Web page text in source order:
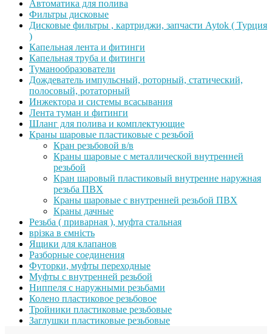
Автоматика для полива
Фильтры дисковые
Дисковые фильтры , картриджи, запчасти Aytok ( Турция
)
Капельная лента и фитинги
Капельная труба и фитинги
Туманообразователи
Дождеватель импульсный, роторный, статический,
полосовый, ротаторный
Инжектора и системы всасывания
Лента туман и фитинги
Шланг для полива и комплектующие
Краны шаровые пластиковые с резьбой
Кран резьбовой в/в
Краны шаровые с металлической внутренней
резьбой
Кран шаровый пластиковый внутренне наружная
резьба ПВХ
Краны шаровые с внутренней резьбой ПВХ
Краны дачные
Резьба ( приварная ), муфта стальная
врізка в ємність
Ящики для клапанов
Разборные соединения
Футорки, муфты переходные
Муфты с внутренней резьбой
Ниппеля с наружными резьбами
Колено пластиковое резьбовое
Тройники пластиковые резьбовые
Заглушки пластиковые резьбовые